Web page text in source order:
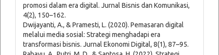
promosi dalam era digital. Jurnal Bisnis dan Komunikasi,
4(2), 150–162.
Dwijayanti, A., & Pramesti, L. (2020). Pemasaran digital
melalui media sosial: Strategi menghadapi era
transformasi bisnis. Jurnal Ekonomi Digital, 8(1), 87–95.